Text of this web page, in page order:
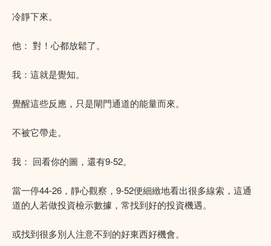
冷靜下來。
他： 對！心都放鬆了。
我：這就是覺知。
覺醒這些反應，只是閘門通道的能量而來。
不被它帶走。
我： 回看你的圖，還有9-52。
當一停44-26，靜心觀察，9-52便細緻地看出很多線索，這通
道的人若做投資檢示數據，常找到好的投資機遇。
或找到很多別人注意不到的好東西好機會。